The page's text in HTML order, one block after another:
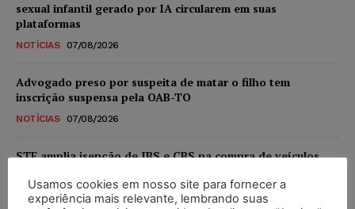
sexual infantil gerado por IA circularem em suas
plataformas
NOTÍCIAS 07/08/2026
Advogado preso por suspeita de matar o filho tem
inscrição suspensa pela OAB-TO
NOTÍCIAS 07/08/2026
STF amplia isenção de IBS e CBS na compra de veículos
níveis
Usamos cookies em nosso site para fornecer a
experiência mais relevante, lembrando suas